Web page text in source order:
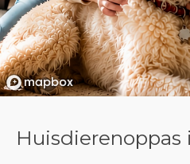
Huisdierenoppas